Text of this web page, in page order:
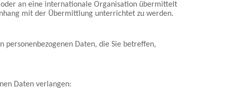
oder an eine internationale Organisation übermittelt
mit der Übermittlung unterrichtet zu werden.
Daten, die Sie betreffen,
Daten verlangen: